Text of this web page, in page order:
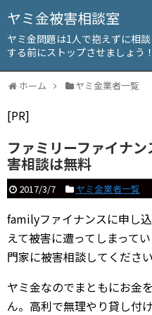
ヤミ金被害相談室
ヤミ金問題は1人で抱えずに相
する前にストップさせましょう！
ホーム ヤミ金業者一覧
[PR]
ファミリーファイナ
害相談は無料
2017/3/7 ヤミ金業者一覧
familyファイナンスに申し
えて被害に遭ってしまって
門家に被害相談してください
ヤミ金なのでまともにお金
ん。高利で無理やり貸し付